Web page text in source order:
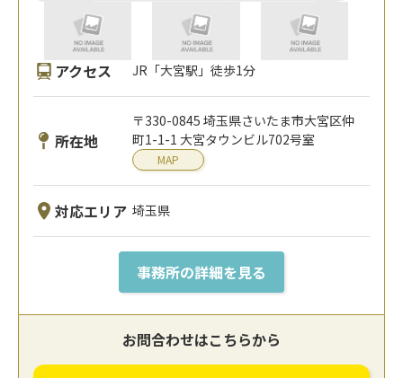
アクセス JR「大宮駅」徒歩1分
所在地
〒330-0845 埼玉県さいたま市大宮区仲
町1-1-1 大宮タウンビル702号室
MAP
対応エリア 埼玉県
事務所の詳細を見る
お問合わせはこちらから